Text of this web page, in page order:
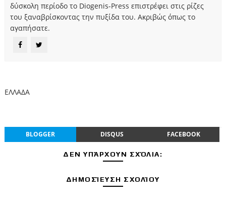
δύσκολη περίοδο το Diogenis-Press επιστρέφει στις ρίζες
του ξαναβρίσκοντας την πυξίδα του. Ακριβώς όπως το
αγαπήσατε.
ΕΛΛΑΔΑ
BLOGGER DISQUS FACEBOOK
ΔΕΝ ΥΠΆΡΧΟΥΝ ΣΧΌΛΙΑ:
ΔΗΜΟΣΊΕΥΣΗ ΣΧΟΛΊΟΥ